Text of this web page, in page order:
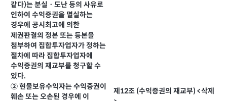
같다)는 분실ㆍ도난 등의 사유로
인하여 수익증권을 멸실하는
경우에 공시최고에 의한
제권판결의 정본 또는 등본을
첨부하여 집합투자업자가 정하는
절차에 따라 집합투자업자에
수익증권의 재교부를 청구할 수
있다.
② 현물보유수익자는 수익증권이
훼손 또는 오손된 경우에 이
제12조 (수익증권의 재교부) <삭제